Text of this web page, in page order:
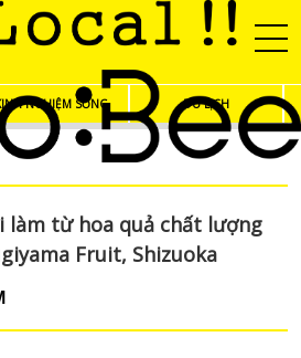
NGHIỆM SỐNG DU LỊCH
làm từ hoa quả chất lượng
Fruit, Shizuoka